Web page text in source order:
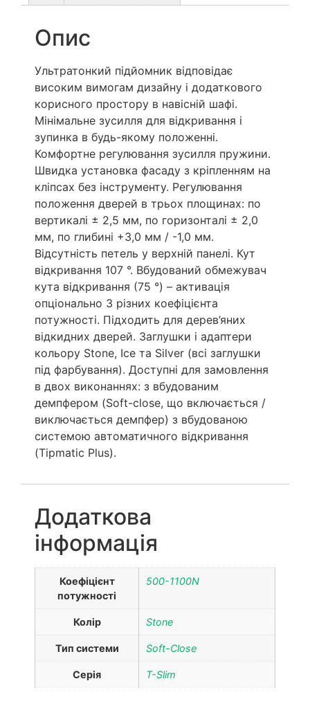
Опис
Ультратонкий підйомник відповідає
високим вимогам дизайну і додаткового
корисного простору в навісній шафі.
Мінімальне зусилля для відкривання і
зупинка в будь-якому положенні.
Комфортне регулювання зусилля пружини.
Швидка установка фасаду з кріпленням на
кліпсах без інструменту. Регулювання
положення дверей в трьох площинах: по
вертикалі ± 2,5 мм, по горизонталі ± 2,0
мм, по глибині +3,0 мм / -1,0 мм.
Відсутність петель у верхній панелі. Кут
відкривання 107 °. Вбудований обмежувач
кута відкривання (75 °) – активація
опціонально 3 різних коефіцієнта
потужності. Підходить для дерев’яних
відкидних дверей. Заглушки і адаптери
кольору Stone, Ice та Silver (всі заглушки
під фарбування). Доступні для замовлення
в двох виконаннях: з вбудованим
демпфером (Soft-close, що включається /
виключається демпфер) з вбудованою
системою автоматичного відкривання
(Tipmatic Plus).
Додаткова
інформація
Коефіцієнт
потужності
500-1100N
Колір Stone
Тип системи Soft-Close
Серія T-Slim